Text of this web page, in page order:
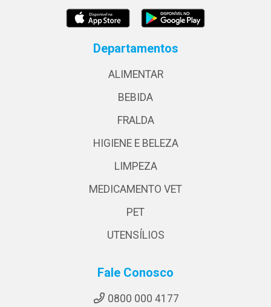
Departamentos
ALIMENTAR
BEBIDA
FRALDA
HIGIENE E BELEZA
LIMPEZA
MEDICAMENTO VET
PET
UTENSÍLIOS
Fale Conosco
0800 000 4177